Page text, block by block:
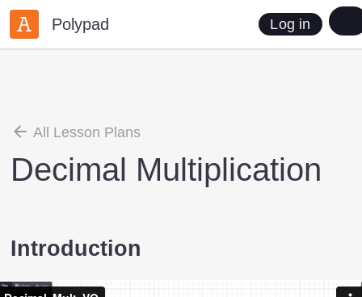
Polypad Log in
All Lesson Plans
Decimal Multiplication
Introduction